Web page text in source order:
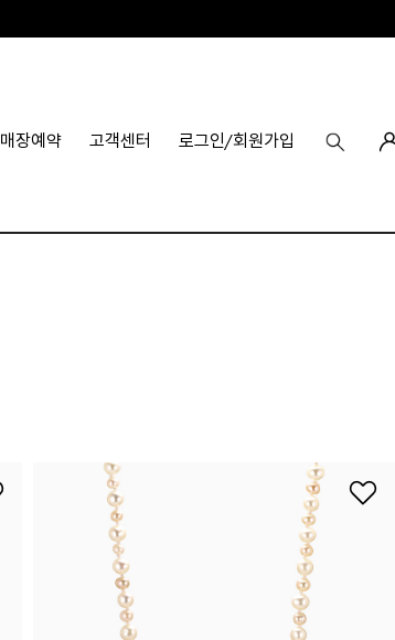
매장예약 고객센터 로그인/회원가입